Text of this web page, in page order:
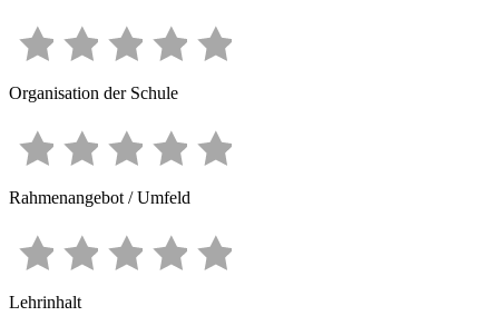
Organisation der Schule
Rahmenangebot / Umfeld
Lehrinhalt